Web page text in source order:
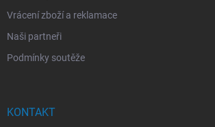
Vrácení zboží a reklamace
Naši partneři
Podmínky soutěže
KONTAKT